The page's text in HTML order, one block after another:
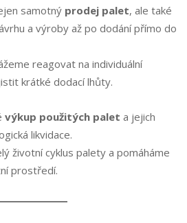
samotný prodej palet, ale také
a výroby až po dodání přímo do
reagovat na individuální
krátké dodací lhůty.
výkup použitých palet a jejich
likvidace.
životní cyklus palety a pomáháme
prostředí.